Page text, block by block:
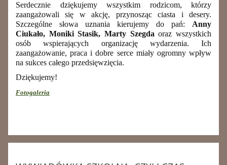
Serdecznie dziękujemy wszystkim rodzicom, którzy
zaangażowali się w akcję, przynosząc ciasta i desery.
Szczególne słowa uznania kierujemy do pań: Anny
Ciukało, Moniki Stasik, Marty Szegda oraz wszystkich
osób wspierających organizację wydarzenia. Ich
zaangażowanie, praca i dobre serce miały ogromny wpływ
na sukces całego przedsięwzięcia.
Dziękujemy!
Fotogaleria